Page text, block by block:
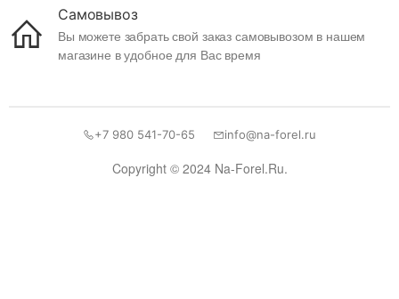
Самовывоз
Вы можете забрать свой заказ самовывозом в нашем
магазине в удобное для Вас время
Copyright © 2024 Na-Forel.Ru.
+7 980 541-70-65 info@na-forel.ru